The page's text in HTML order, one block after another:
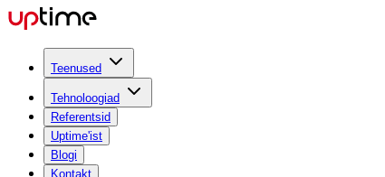
Teenused
Tehnoloogiad
Referentsid
Uptime'ist
Blogi
Kontakt